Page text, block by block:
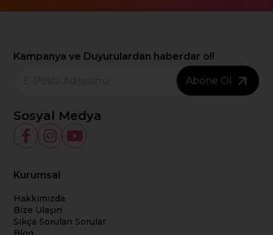
Kampanya ve Duyurulardan haberdar ol!
Abone Ol
Sosyal Medya
Kurumsal
Hakkımızda
Bize Ulaşın
Sıkça Sorulan Sorular